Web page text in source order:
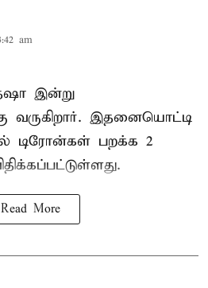
am
இன்று
வருகிறார். இதனையொட்டி
டிரோன்கள் பறக்க 2
Read More